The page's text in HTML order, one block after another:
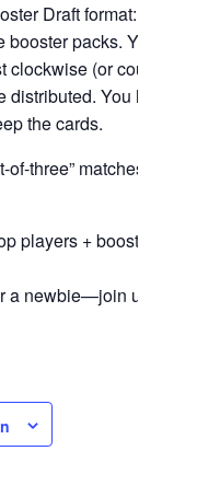
Draft format:
packs. You
clockwise (or
You have
the cards.
of-three” matches,
players + booster
a newbie—join us and